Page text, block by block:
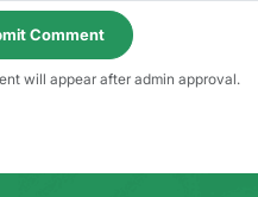
Comment
will appear after admin approval.